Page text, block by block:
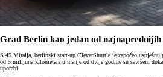
Grad Berlin kao jedan od
S 45 Miraija, berlinski start-up CleverShuttle je započeo
od 5 milijuna kilometara u manje od dvije godine su savršeni
uporabi.